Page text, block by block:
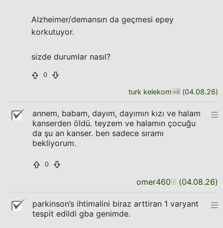
Alzheimer/demansın da geçmesi epey
korkutuyor.
sizde durumlar nasıl?
0
turk kelekom (04.08.26)
annem, babam, dayım, dayımın kızı ve halam
kanserden öldü. teyzem ve halamın çocuğu
da şu an kanser. ben sadece sıramı
bekliyorum.
0
omer460 (04.08.26)
parkinson’s ihtimalini biraz arttiran 1 varyant
tespit edildi gba genimde.